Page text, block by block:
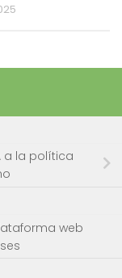
a la política
web